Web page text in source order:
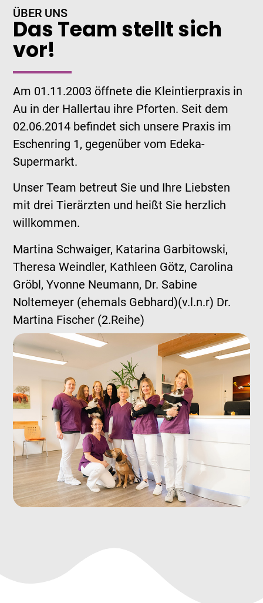
ÜBER UNS
Das Team stellt sich
vor!
Am 01.11.2003 öffnete die Kleintierpraxis in
Au in der Hallertau ihre Pforten. Seit dem
02.06.2014 befindet sich unsere Praxis im
Eschenring 1, gegenüber vom Edeka-
Supermarkt.
Unser Team betreut Sie und Ihre Liebsten
mit drei Tierärzten und heißt Sie herzlich
willkommen.
Martina Schwaiger, Katarina Garbitowski,
Theresa Weindler, Kathleen Götz, Carolina
Gröbl, Yvonne Neumann, Dr. Sabine
Noltemeyer (ehemals Gebhard)(v.l.n.r) Dr.
Martina Fischer (2.Reihe)